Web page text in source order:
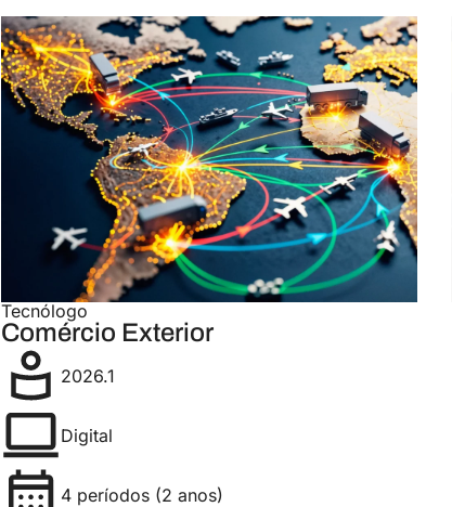
Tecnólogo
Comércio Exterior
2026.1
Digital
4 períodos (2 anos)